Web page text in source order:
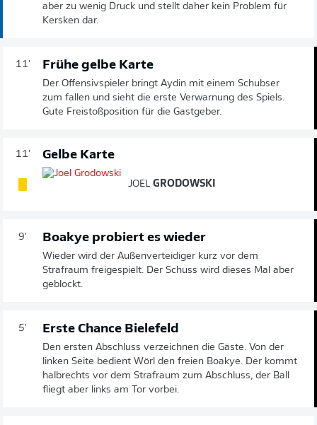
aber zu wenig Druck und stellt daher kein Problem für
Kersken dar.
11' Frühe gelbe Karte
Der Offensivspieler bringt Aydin mit einem Schubser
zum fallen und sieht die erste Verwarnung des Spiels.
Gute Freistoßposition für die Gastgeber.
11' Gelbe Karte
JOEL GRODOWSKI
9' Boakye probiert es wieder
Wieder wird der Außenverteidiger kurz vor dem
Strafraum freigespielt. Der Schuss wird dieses Mal aber
geblockt.
5' Erste Chance Bielefeld
Den ersten Abschluss verzeichnen die Gäste. Von der
linken Seite bedient Wörl den freien Boakye. Der kommt
halbrechts vor dem Strafraum zum Abschluss, der Ball
fliegt aber links am Tor vorbei.